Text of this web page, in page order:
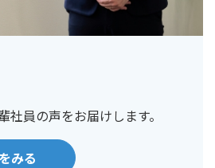
社員の声をお届けします。
みる